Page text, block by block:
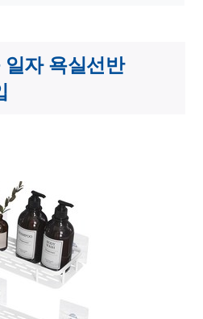
자 욕실선반